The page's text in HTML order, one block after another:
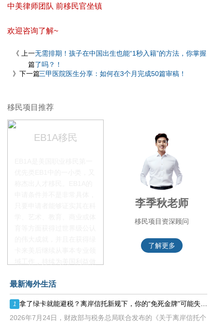
中美律师团队 前移民官坐镇
欢迎咨询了解~
《 上一
篇
无需排期！孩子在中国出生也能“1秒入籍”的方法，你掌握
了吗？！
》下一篇三甲医院医生分享：如何在3个月完成50篇审稿！
移民项目推荐
EB1A移民
额占全球移民签证配额的
28.6%，即大约4万个移民
签证，都会用于满足"优
先"移民类别的申请。EB1A
李季秋老师
移民项目资深顾问
了解更多
最新海外生活
1
2026年7月24日，财政部与税务总局联合发布的《关于离岸信托个